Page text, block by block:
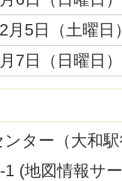
月5日（土曜日
7日（日曜日
ター（大和
1 (地図情報サ